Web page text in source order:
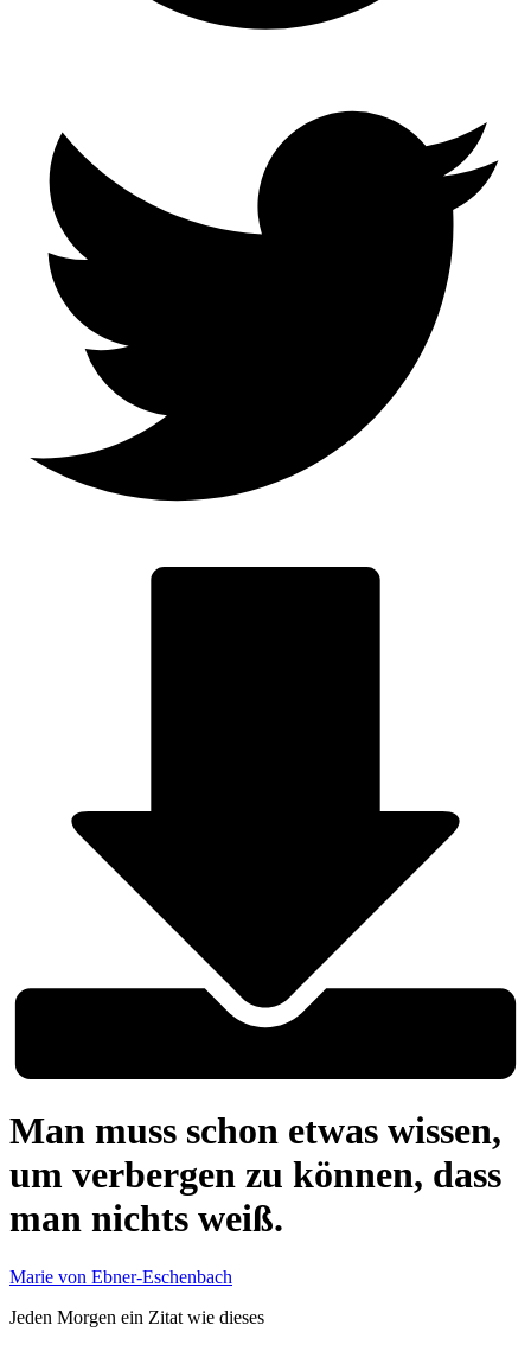
Man muss schon etwas wissen,
um verbergen zu können, dass
man nichts weiß.
Marie von Ebner-Eschenbach
Jeden Morgen ein Zitat wie dieses